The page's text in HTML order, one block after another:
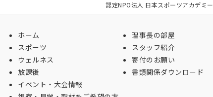
認定NPO法人 日本スポーツアカデミー
ホーム
スポーツ
ウェルネス
放課後
イベント・大会情報
理事長の部屋
スタッフ紹介
寄付のお願い
書類関係ダウンロード